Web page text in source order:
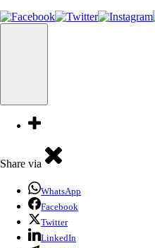
Share via
WhatsApp
Facebook
Twitter
LinkedIn